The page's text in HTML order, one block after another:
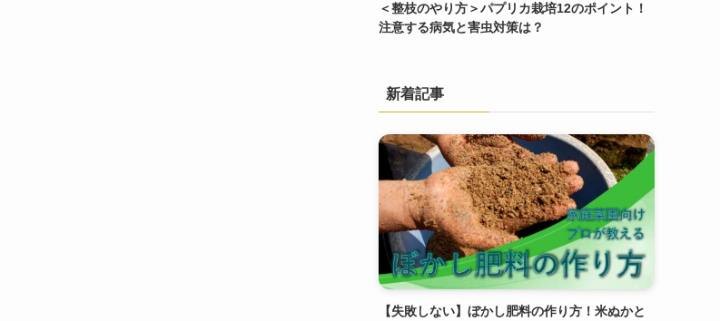
＜整枝のやり方＞パプリカ栽培12のポイント！
注意する病気と害虫対策は？
新着記事
【失敗しない】ぼかし肥料の作り方！米ぬかと